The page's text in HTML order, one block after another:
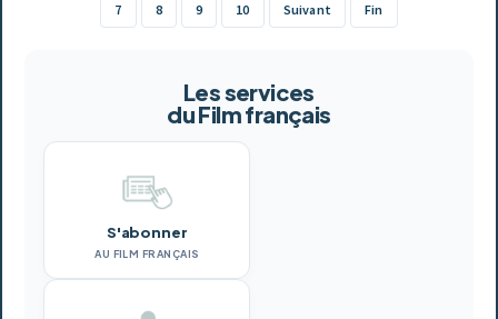
7 8 9 10 Suivant Fin
Les services
du Film français
S'abonner
AU FILM FRANÇAIS